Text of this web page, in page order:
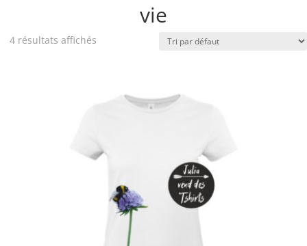
vie
4 résultats affichés